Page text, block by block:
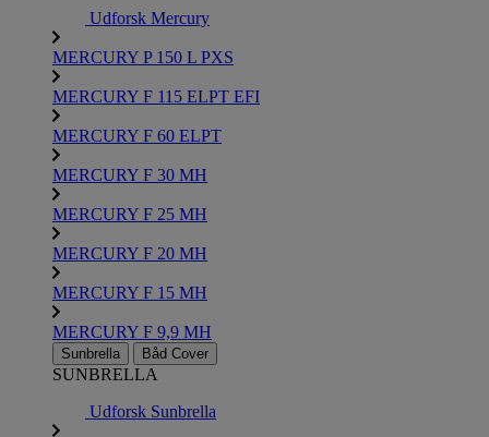
Udforsk Mercury
MERCURY P 150 L PXS
MERCURY F 115 ELPT EFI
MERCURY F 60 ELPT
MERCURY F 30 MH
MERCURY F 25 MH
MERCURY F 20 MH
MERCURY F 15 MH
MERCURY F 9,9 MH
Sunbrella Båd Cover
SUNBRELLA
Udforsk Sunbrella